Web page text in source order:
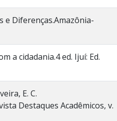
e Diferenças.Amazônia-
a cidadania.4 ed. Ijuí: Ed.
E. C.
Destaques Acadêmicos, v.